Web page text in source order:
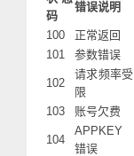
码
错误说明
100 正常返回
101
参数错误
102
请求频率受
限
103 账号欠费
104
APPKEY
错误